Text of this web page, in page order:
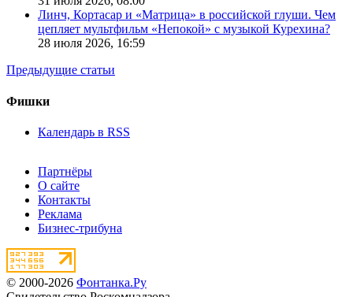
Линч, Кортасар и «Матрица» в российской глуши. Чем
цепляет мультфильм «Непокой» с музыкой Курехина?
28 июля 2026, 16:59
Предыдущие статьи
Фишки
Календарь в RSS
Партнёры
О сайте
Контакты
Реклама
Бизнес-трибуна
© 2000-2026 Фонтанка.Ру